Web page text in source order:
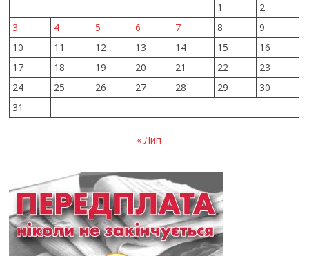
1
2
3
4 5 6 7 8
9
10
11 12 13 14 15
16
17
18 19 20 21 22
23
24
25 26 27 28 29
30
31
« Лип